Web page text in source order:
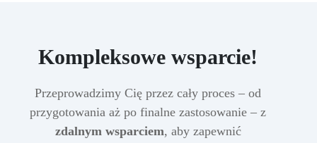
Kompleksowe wsparcie!
Przeprowadzimy Cię przez cały proces – od
przygotowania aż po finalne zastosowanie – z
zdalnym wsparciem, aby zapewnić